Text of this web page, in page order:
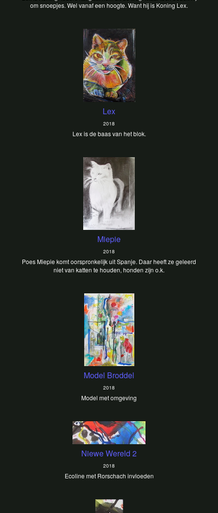
om snoepjes. Wel vanaf een hoogte. Want hij is Koning Lex.
Lex
2018
Lex is de baas van het blok.
Miepie
2018
Poes Miepie komt oorspronkelijk uit Spanje. Daar heeft ze geleerd
niet van katten te houden, honden zijn o.k.
Model Broddel
2018
Model met omgeving
Niewe Wereld 2
2018
Ecoline met Rorschach invloeden